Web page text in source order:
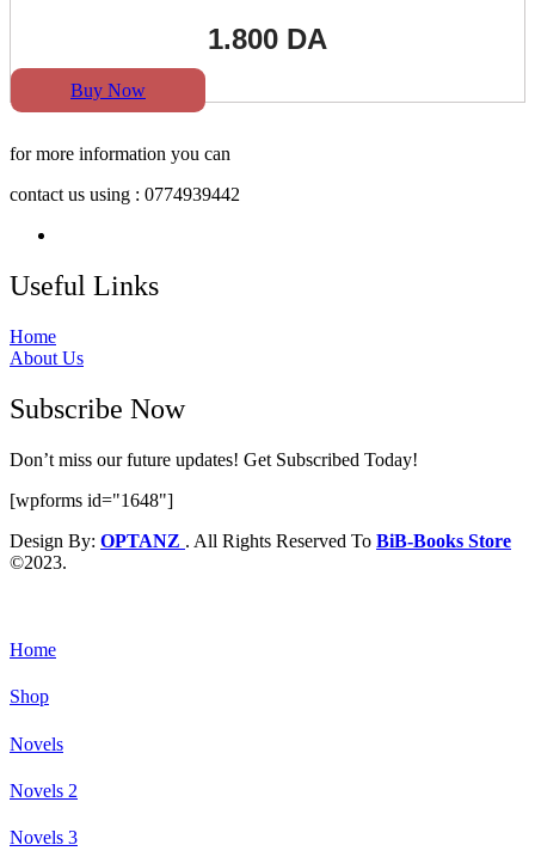
1.800 DA
Buy Now
for more information you can
contact us using : 0774939442
Useful Links
Home
About Us
Subscribe Now
Don’t miss our future updates! Get Subscribed Today!
[wpforms id="1648"]
Design By: OPTANZ . All Rights Reserved To BiB-Books Store
©2023.
Home
Shop
Novels
Novels 2
Novels 3